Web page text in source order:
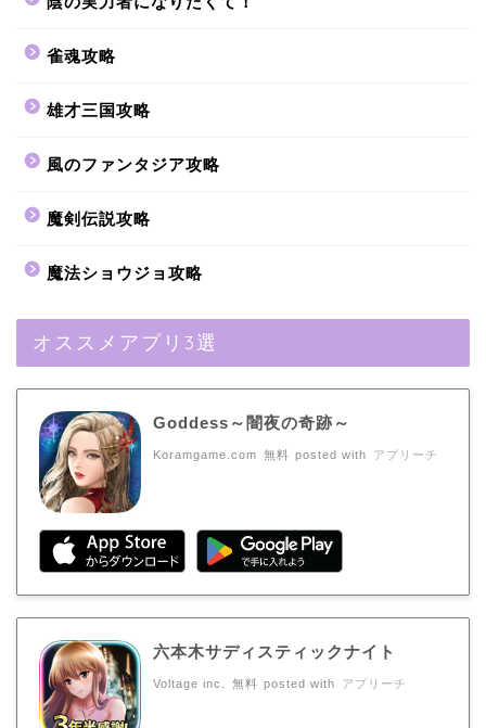
雀魂攻略
雄才三国攻略
風のファンタジア攻略
魔剣伝説攻略
魔法ショウジョ攻略
オススメアプリ3選
Goddess～闇夜の奇跡～
Koramgame.com 無料 posted with アプリーチ
六本木サディスティックナイト
Voltage inc. 無料 posted with アプリーチ